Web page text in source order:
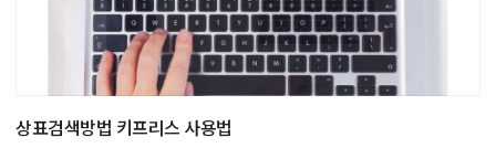
상표검색방법 키프리스 사용법